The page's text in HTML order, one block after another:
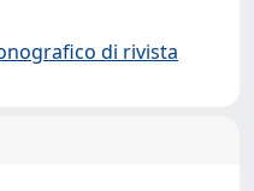
di rivista